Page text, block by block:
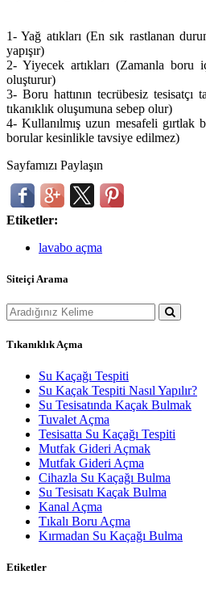
1- Yağ atıkları (En sık rastlanan
yapışır)
2- Yiyecek artıkları (Zamanla boru
oluşturur)
3- Boru hattının tecrübesiz tesisatçı
tıkanıklık oluşumuna sebep olur)
4- Kullanılmış uzun mesafeli gırtlak
borular kesinlikle tavsiye edilmez)
Sayfamızı Paylaşın
Etiketler:
lavabo açma
Siteiçi Arama
Tıkanıklık Açma
Su Kaçağı Tespiti
Su Kaçak Tespiti Nasıl Yapılır?
Su Tesisatında Kaçak Bulmak
Tuvalet Açma
Tesisatta Su Kaçağı Tespiti
Mutfak Gideri Açmak
Mutfak Gideri Açma
Cihazla Su Kaçağı Bulma
Su Tesisatı Kaçak Bulma
Kanal Açma
Tıkalı Boru Açma
Kırmadan Su Kaçağı Bulma
Etiketler